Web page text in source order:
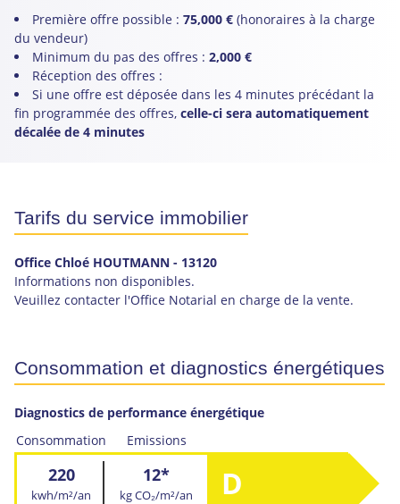
Première offre possible : 75,000 € (honoraires à la charge
du vendeur)
Minimum du pas des offres : 2,000 €
Réception des offres :
Si une offre est déposée dans les 4 minutes précédant la
fin programmée des offres, celle-ci sera automatiquement
décalée de 4 minutes
Tarifs du service immobilier
Office Chloé HOUTMANN - 13120
Informations non disponibles.
Veuillez contacter l'Office Notarial en charge de la vente.
Consommation et diagnostics énergétiques
Diagnostics de performance énergétique
Consommation
220
kwh/m²/an
Emissions
12*
kg CO₂/m²/an D